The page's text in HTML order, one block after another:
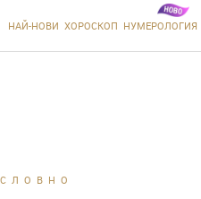
НАЙ-НОВИ ХОРОСКОП НУМЕРОЛОГИЯ